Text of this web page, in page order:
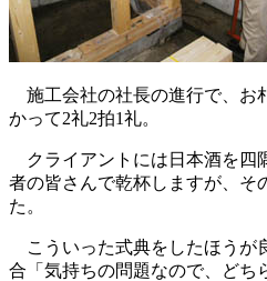
施工会社の社長の進行で、お
かって2礼2拍1礼。
クライアントには日本酒を四
者の皆さんで乾杯しますが、そ
た。
こういった式典をしたほうが
合「気持ちの問題なので、どち